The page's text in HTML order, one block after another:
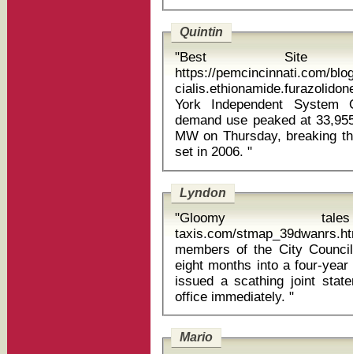
Quintin
"Best Site
https://pemcincinnati.com/
York Independent System
demand use peaked at
MW on Thursday, breaking
set in 2006. "
Lyndon
"Gloomy
taxis.com/
members of the City
eight months into a four-
issued a scathing joint
office immediately. "
Mario